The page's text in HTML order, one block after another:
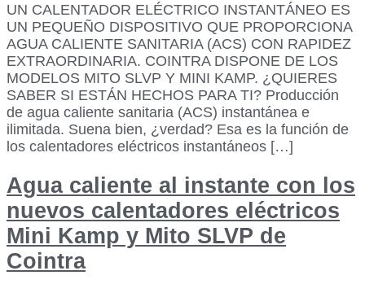
UN CALENTADOR ELÉCTRICO INSTANTÁNEO ES
UN PEQUEÑO DISPOSITIVO QUE PROPORCIONA
AGUA CALIENTE SANITARIA (ACS) CON RAPIDEZ
EXTRAORDINARIA. COINTRA DISPONE DE LOS
MODELOS MITO SLVP Y MINI KAMP. ¿QUIERES
SABER SI ESTÁN HECHOS PARA TI? Producción
de agua caliente sanitaria (ACS) instantánea e
ilimitada. Suena bien, ¿verdad? Esa es la función de
los calentadores eléctricos instantáneos […]
Agua caliente al instante con los
nuevos calentadores eléctricos
Mini Kamp y Mito SLVP de
Cointra